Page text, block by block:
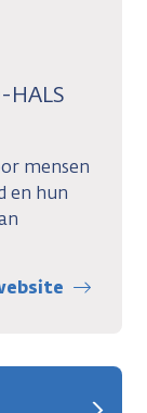
mensen
en hun